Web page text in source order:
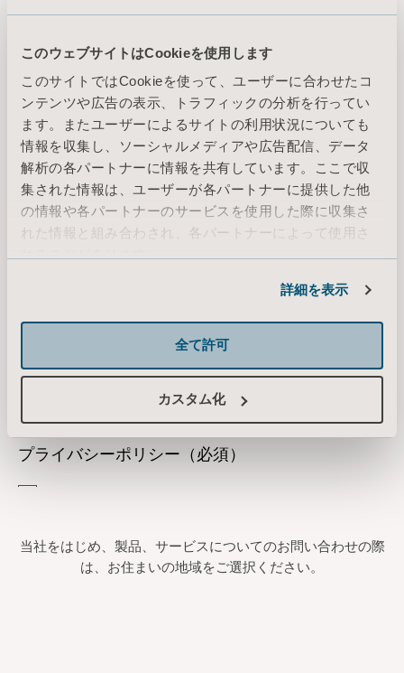
このウェブサイトはCookieを使用します
このサイトではCookieを使って、ユーザーに合わせたコ
ンテンツや広告の表示、トラフィックの分析を行ってい
ます。またユーザーによるサイトの利用状況についても
情報を収集し、ソーシャルメディアや広告配信、データ
解析の各パートナーに情報を共有しています。ここで収
集された情報は、ユーザーが各パートナーに提供した他
の情報や各パートナーのサービスを使用した際に収集さ
れた情報と組み合わされ、各パートナーによって使用さ
詳細を表示
全て許可
カスタム化
当社をはじめ、製品、サービスについてのお問い合わせの際
は、お住まいの地域をご選択ください。